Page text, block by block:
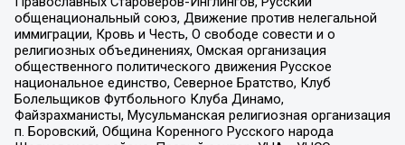
общенациональный союз, Движение против нелегальной
иммиграции, Кровь и Честь, О свободе совести и о
религиозных объединениях, Омская организация
общественного политического движения Русское
национальное единство, Северное Братство, Клуб
Болельщиков Футбольного Клуба Динамо,
Файзрахманисты, Мусульманская религиозная организация
п. Боровский, Община Коренного Русского народа